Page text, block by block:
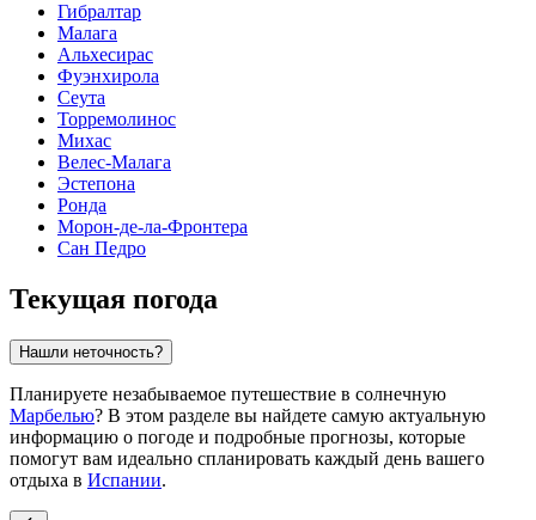
Гибралтар
Малага
Альхесирас
Фуэнхирола
Сеута
Торремолинос
Михас
Велес-Малага
Эстепона
Ронда
Морон-де-ла-Фронтера
Сан Педро
Текущая погода
Нашли неточность?
Планируете незабываемое путешествие в солнечную
Марбелью? В этом разделе вы найдете самую актуальную
информацию о погоде и подробные прогнозы, которые
помогут вам идеально спланировать каждый день вашего
отдыха в Испании.